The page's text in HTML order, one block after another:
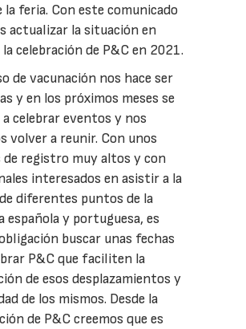
la feria. Con este comunicado
actualizar la situación en
celebración de P&C en 2021.
de vacunación nos hace ser
y en los próximos meses se
celebrar eventos y nos
volver a reunir. Con unos
de registro muy altos y con
interesados en asistir a la
diferentes puntos de la
española y portuguesa, es
buscar unas fechas
P&C que faciliten la
de esos desplazamientos y
de los mismos. Desde la
de P&C creemos que es